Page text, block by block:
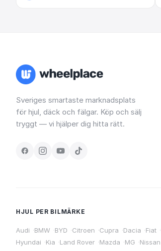
Sveriges smartaste marknadsplats
för hjul, däck och fälgar. Köp och sälj
tryggt — vi hjälper dig hitta rätt.
HJUL PER BILMÄRKE
Audi ·BMW ·BYD ·Citroen ·Cupra ·Dacia ·Fiat ·
Hyundai ·Kia ·Land Rover ·Mazda ·MG ·Nissan